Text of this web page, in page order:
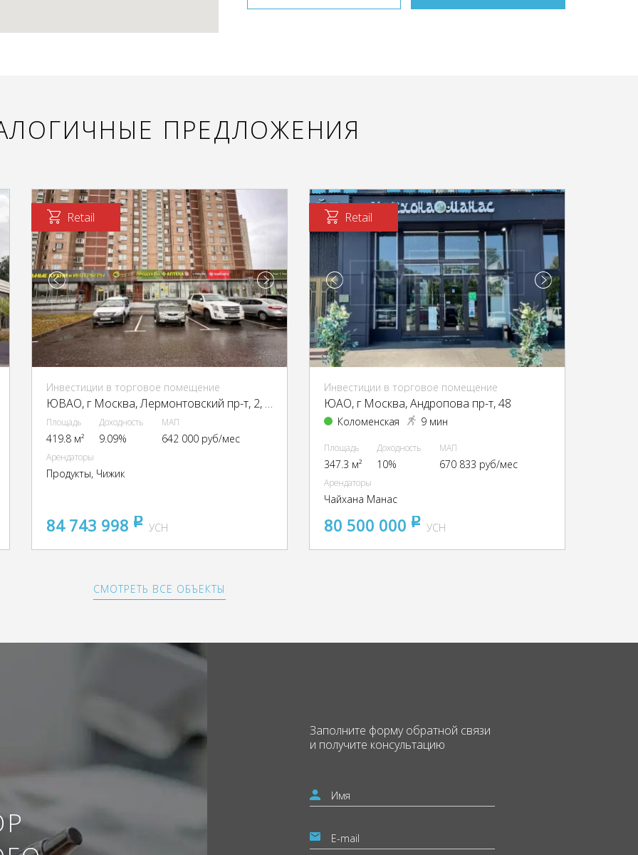
ПРЕДЛОЖЕНИЯ
Retail
Инвестиции в торговое помещение
ЮВАО, г Москва, Лермонтовский пр-т, 2, кор. 1
Площадь
419.8 м²
Доходность
9.09%
МАП
642 000 руб/мес
Арендаторы
Продукты, Чижик
84 743 998 pуб
УСН
Retail
Инвестиции в торговое помещение
ЮАО, г Москва, Андропова пр-т, 48
Коломенская 9 мин
Площадь
347.3 м²
Доходность
10%
МАП
670 833 руб/мес
Арендаторы
Чайхана Манас
80 500 000 pуб
УСН
СМОТРЕТЬ ВСЕ ОБЪЕКТЫ
Заполните формуобратной связи
и получите консультацию